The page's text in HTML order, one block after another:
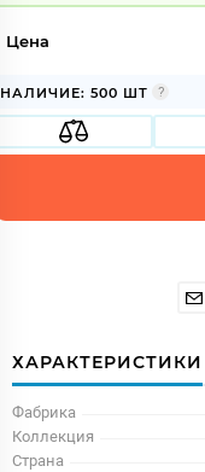
Цена
НАЛИЧИЕ: 500 ШТ
ХАРАКТЕРИСТИКИ
Фабрика
Коллекция
Страна